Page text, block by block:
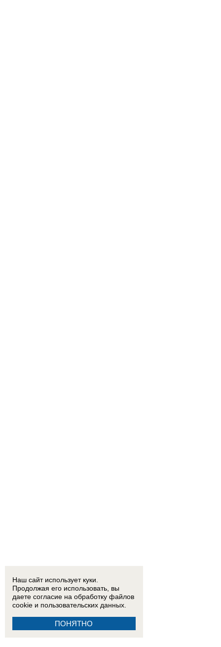
Наш сайт использует куки.
Продолжая его использовать, вы
даете согласие на обработку файлов
cookie и пользовательских данных.
ПОНЯТНО